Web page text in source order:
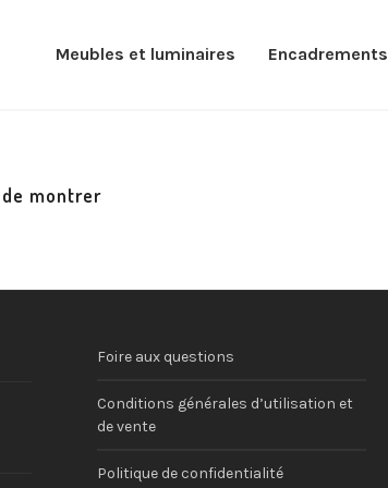
Meubles et luminaires Encadrements
montrer
Foire aux questions
Conditions générales d’utilisation et
de vente
Politique de confidentialité